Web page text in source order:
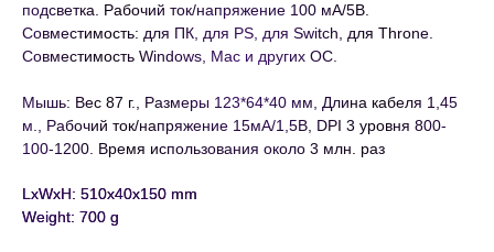
подсветка. Рабочий ток/напряжение 100 мА/5В.
Совместимость: для ПК, для PS, для Switch, для Throne.
Совместимость Windows, Mac и других ОС.
Мышь: Вес 87 г., Размеры 123*64*40 мм, Длина кабеля 1,45
м., Рабочий ток/напряжение 15мА/1,5В, DPI 3 уровня 800-
100-1200. Время использования около 3 млн. раз
LxWxH: 510x40x150 mm
Weight: 700 g